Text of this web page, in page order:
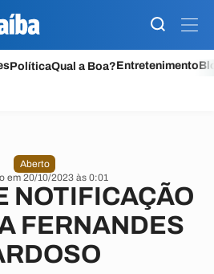
PolíticaQual a Boa?Entretenimento
Aberto
em 20/10/2023 às 0:01
NOTIFICAÇÃO
FERNANDES